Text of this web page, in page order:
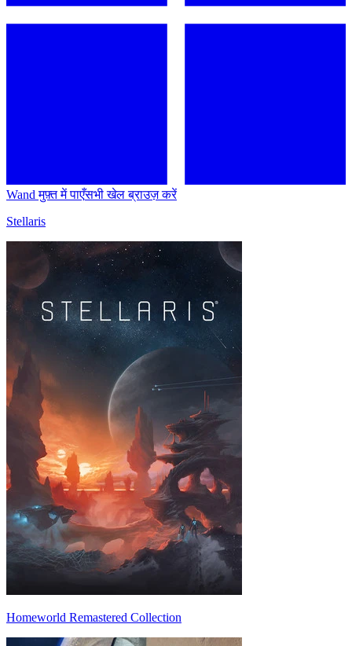
Wand मुफ़्त में पाएँसभी खेल ब्राउज़ करें
Stellaris
Homeworld Remastered Collection